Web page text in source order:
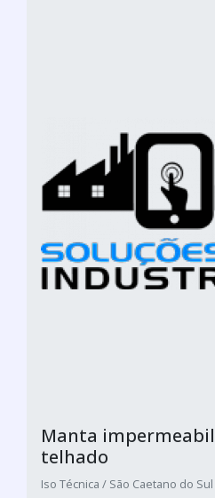
Manta
telhado
Iso Técnica / São Caetano do Sul